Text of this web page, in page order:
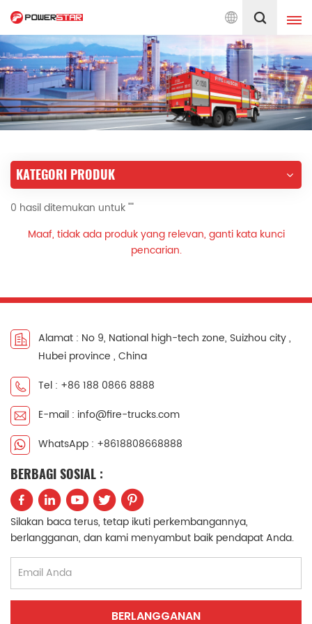
Layanan Truk Pemadam Kebakaran Sejak 1990Indonesia
English français
Deutsch русский
português
العربية
한국의 Türkçe
Tiếng Việt Indonesia
中文 қазақ
KATEGORI PRODUK
0 hasil ditemukan untuk ""
Maaf, tidak ada produk yang relevan, ganti kata kunci
pencarian.
Alamat : No 9, National high-tech zone, Suizhou city ,
Hubei province , China
Tel : +86 188 0866 8888
E-mail : info@fire-trucks.com
WhatsApp : +8618808668888
BERBAGI SOSIAL :
Silakan baca terus, tetap ikuti perkembangannya,
berlangganan, dan kami menyambut baik pendapat Anda.